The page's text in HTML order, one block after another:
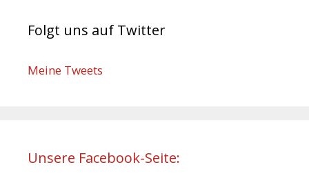
Folgt uns auf Twitter
Meine Tweets
Unsere Facebook-Seite: